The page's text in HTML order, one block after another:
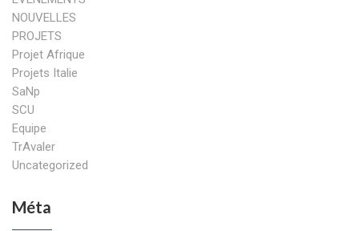
NOUVELLES
PROJETS
Projet Afrique
Projets Italie
SaNp
SCU
Equipe
TrAvaler
Uncategorized
Méta